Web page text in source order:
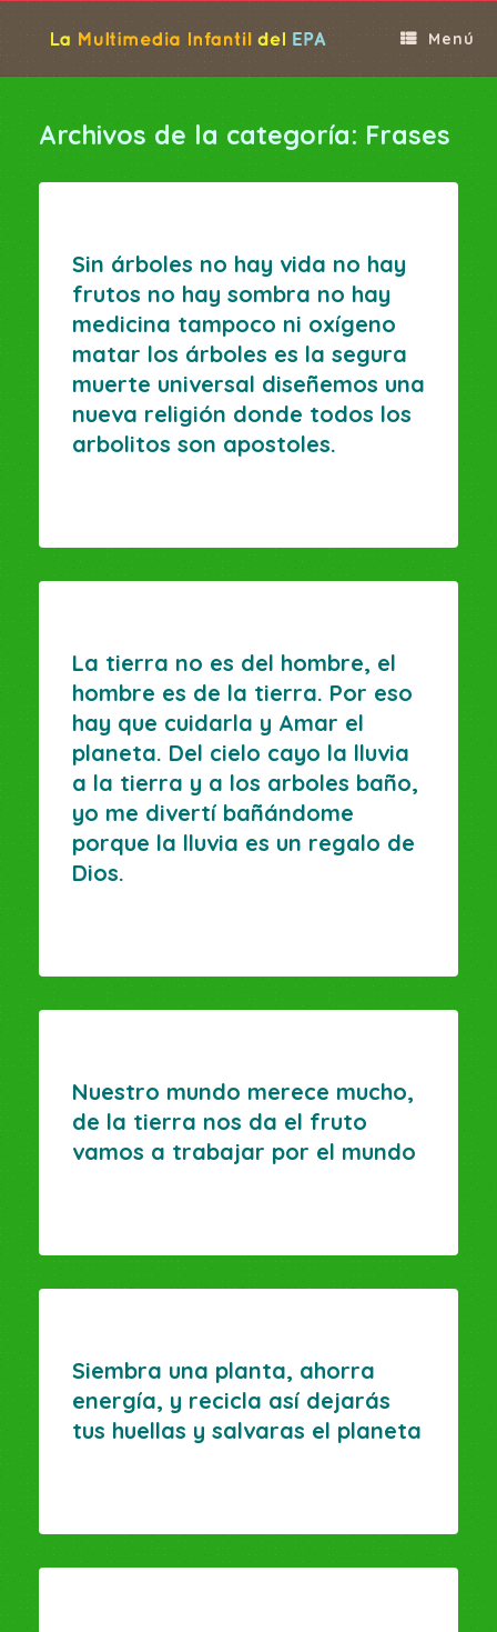
Menú
Archivos de la categoría: Frases
Sin árboles no hay vida no hay
frutos no hay sombra no hay
medicina tampoco ni oxígeno
matar los árboles es la segura
muerte universal diseñemos una
nueva religión donde todos los
arbolitos son apostoles.
La tierra no es del hombre, el
hombre es de la tierra. Por eso
hay que cuidarla y Amar el
planeta. Del cielo cayo la lluvia
a la tierra y a los arboles baño,
yo me divertí bañándome
porque la lluvia es un regalo de
Dios.
Nuestro mundo merece mucho,
de la tierra nos da el fruto
vamos a trabajar por el mundo
Siembra una planta, ahorra
energía, y recicla así dejarás
tus huellas y salvaras el planeta